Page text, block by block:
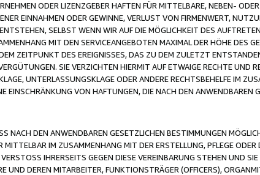
ODER LIZENZGEBER HAFTEN FÜR MITTELBARE, NEBEN-
EINNAHMEN ODER GEWINNE, VERLUST VON FIRMENWERT,
SELBST WENN WIR AUF DIE MÖGLICHKEIT DES
MIT DEN SERVICEANGEBOTEN MAXIMAL DER HÖHE DES
ZEITPUNKT DES EREIGNISSES, DAS ZU DEM ZULETZT
SIE VERZICHTEN HIERMIT AUF ETWAIGE RECHTE UND
UNTERLASSUNGSKLAGE ODER ANDERE RECHTSBEHELFE IM
EINSCHRÄNKUNG VON HAFTUNGEN, DIE NACH DEN ANWENDBAREN
NACH DEN ANWENDBAREN GESETZLICHEN BESTIMMUNGEN
IM ZUSAMMENHANG MIT DER ERSTELLUNG, PFLEGE ODER
IHRERSEITS GEGEN DIESE VEREINBARUNG STEHEN UND
UND DEREN MITARBEITER, FUNKTIONSTRÄGER (OFFICERS),